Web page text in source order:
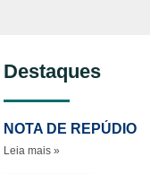
Destaques
NOTA DE REPÚDIO
Leia mais »